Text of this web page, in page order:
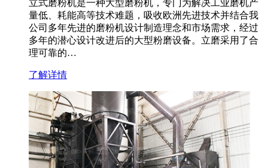
立式磨粉机是一种大型磨粉机，专门为解决工业磨机产
量低、耗能高等技术难题，吸收欧洲先进技术并结合我
公司多年先进的磨粉机设计制造理念和市场需求，经过
多年的潜心设计改进后的大型粉磨设备。立磨采用了合
理可靠的…
了解详情